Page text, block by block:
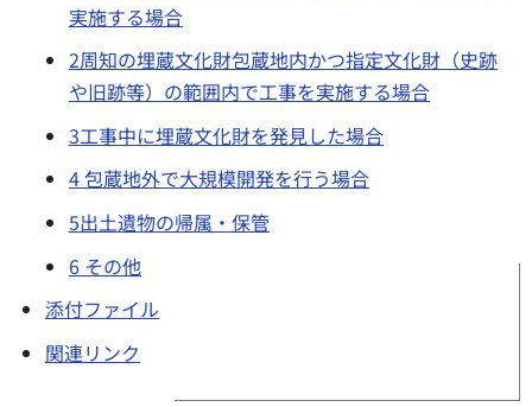
実施する場合
2周知の埋蔵文化財包蔵地内かつ指定文化財（史跡
や旧跡等）の範囲内で工事を実施する場合
3工事中に埋蔵文化財を発見した場合
4 包蔵地外で大規模開発を行う場合
5出土遺物の帰属・保管
6 その他
添付ファイル
関連リンク